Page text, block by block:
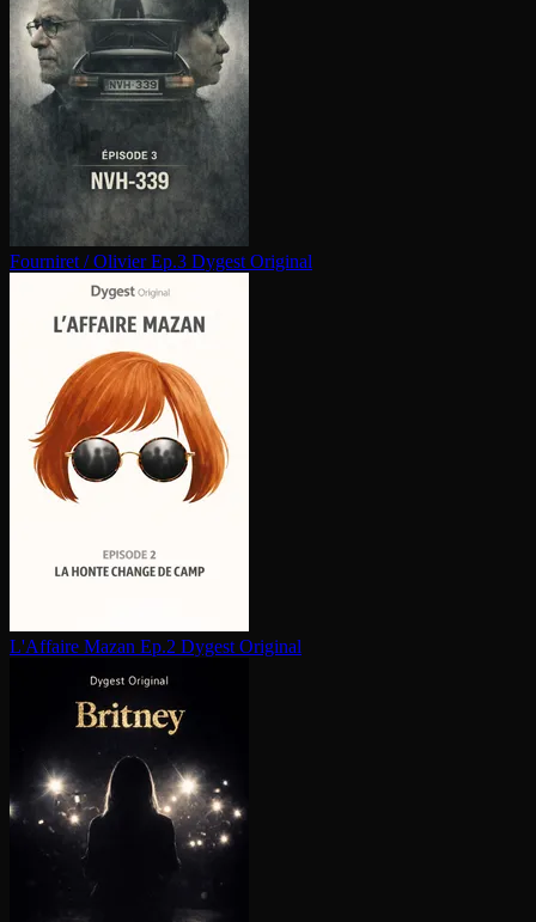
Fourniret / Olivier Ep.3 Dygest Original
L'Affaire Mazan Ep.2 Dygest Original